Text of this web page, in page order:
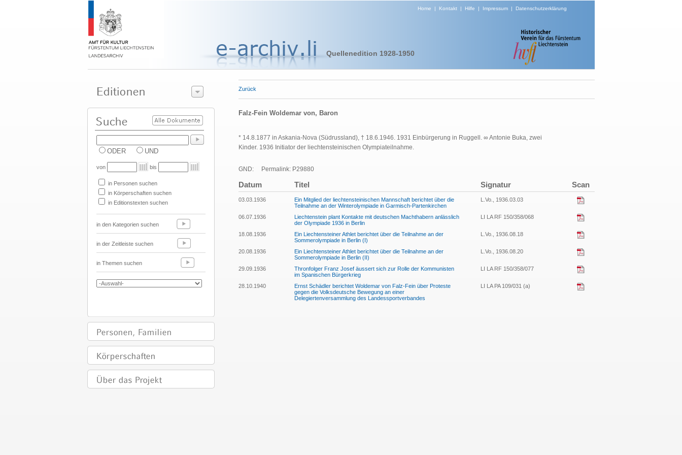
Home | Kontakt| Hilfe | Impressum| Datenschutzerklärung
Quellenedition 1928-1950
ODER UND
von bis
in Personen suchen
in Körperschaften suchen
in Editionstexten suchen
in den Kategorien suchen
in der Zeitleiste suchen
in Themen suchen
Zurück
Falz-Fein Woldemar von, Baron
* 14.8.1877 in Askania-Nova (Südrussland), † 18.6.1946. 1931 Einbürgerung in Ruggell. ∞ Antonie Buka, zwei
Kinder. 1936 Initiator der liechtensteinischen Olympiateilnahme.
GND: Permalink: P29880
Datum Titel Signatur Scan
03.03.1936
Ein Mitglied der liechtensteinischen Mannschaft berichtet über die
Teilnahme an der Winterolympiade in Garmisch-Partenkirchen
L.Vo., 1936.03.03
06.07.1936
Liechtenstein plant Kontakte mit deutschen Machthabern anlässlich
der Olympiade 1936 in Berlin
LI LA RF 150/358/068
18.08.1936
Ein Liechtensteiner Athlet berichtet über die Teilnahme an der
Sommerolympiade in Berlin (I)
L.Vo., 1936.08.18
20.08.1936
Ein Liechtensteiner Athlet berichtet über die Teilnahme an der
Sommerolympiade in Berlin (II)
L.Vo., 1936.08.20
29.09.1936
Thronfolger Franz Josef äussert sich zur Rolle der Kommunisten
im Spanischen Bürgerkrieg
LI LA RF 150/358/077
28.10.1940
Ernst Schädler berichtet Woldemar von Falz-Fein über Proteste
gegen die Volksdeutsche Bewegung an einer
Delegiertenversammlung des Landessportverbandes
LI LA PA 109/031 (a)